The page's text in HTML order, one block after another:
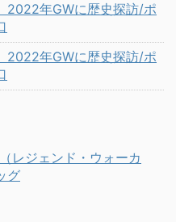
2022年GWに歴史探訪/ポ
2022年GWに歴史探訪/ポ
レジェンド・ウォーカ
グ